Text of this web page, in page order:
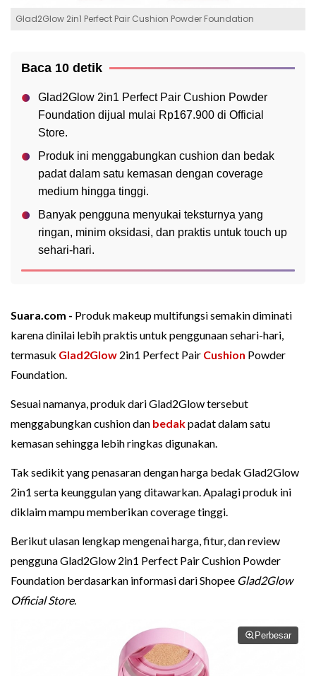
Glad2Glow 2in1 Perfect Pair Cushion Powder Foundation
Baca 10 detik
Glad2Glow 2in1 Perfect Pair Cushion Powder
Foundation dijual mulai Rp167.900 di Official
Store.
Produk ini menggabungkan cushion dan bedak
padat dalam satu kemasan dengan coverage
medium hingga tinggi.
Banyak pengguna menyukai teksturnya yang
ringan, minim oksidasi, dan praktis untuk touch up
sehari-hari.
Suara.com - Produk makeup multifungsi semakin diminati
karena dinilai lebih praktis untuk penggunaan sehari-hari,
termasuk Glad2Glow 2in1 Perfect Pair Cushion Powder
Foundation.
Sesuai namanya, produk dari Glad2Glow tersebut
menggabungkan cushion dan bedakpadat dalam satu
kemasan sehingga lebih ringkas digunakan.
Tak sedikit yang penasaran dengan harga bedak Glad2Glow
2in1 serta keunggulan yang ditawarkan. Apalagi produk ini
diklaim mampu memberikan coverage tinggi.
Berikut ulasan lengkap mengenai harga, fitur, dan review
pengguna Glad2Glow 2in1 Perfect Pair Cushion Powder
Foundation berdasarkan informasi dari Shopee Glad2Glow
Official Store.
Perbesar